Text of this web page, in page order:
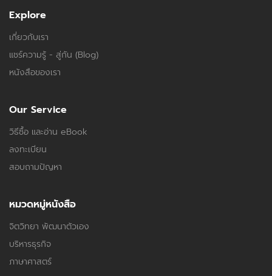
Explore
เกี่ยวกับเรา
แชร์ความรู้ - สู่กัน (Blog)
หนังสือของเรา
Our Service
วิธีซื้อ และอ่าน eBook
ลงทะเบียน
สอบถามปัญหา
หมวดหมู่หนังสือ
จิตวิทยา พัฒนาตัวเอง
บริหารธุรกิจ
ภาษาศาสตร์